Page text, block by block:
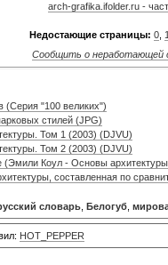
arch-grafika.ifolder.ru -
Недостающие страницы: 0,
Сообщить о неработающей
(Серия "100 великих")
стилей (JPG)
Том 1 (2003) (DJVU)
Том 2 (2003) (DJVU)
(Эмили Коул - Основы
составленная по
словарь Белогуб
HOT_PEPPER